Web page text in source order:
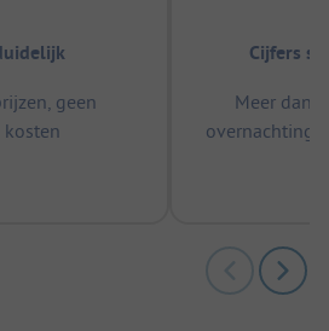
geen
Cijfers
Meer dan